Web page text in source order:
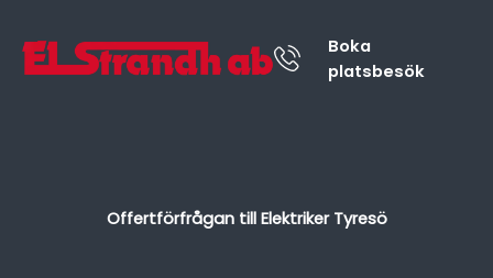
Boka
platsbesök
Offertförfrågan till Elektriker Tyresö